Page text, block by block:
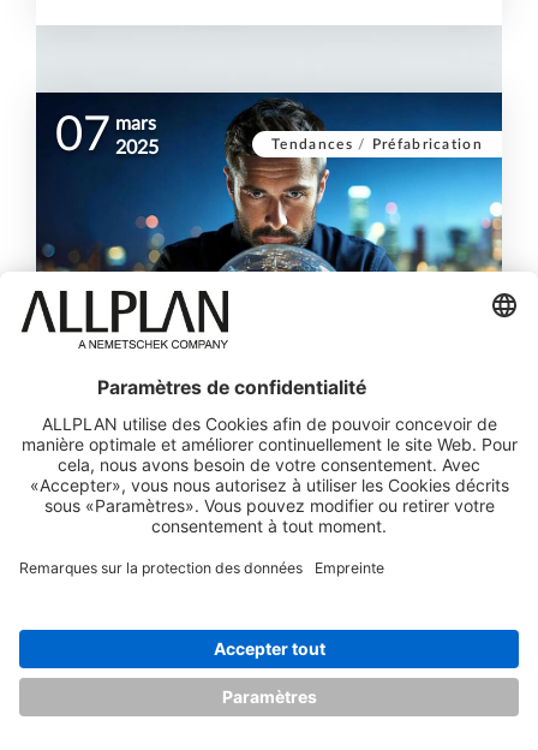
Tendances / Préfabrication
07 mars
2025
La préfabrication en transition : Que nous
réserve 2025 ?